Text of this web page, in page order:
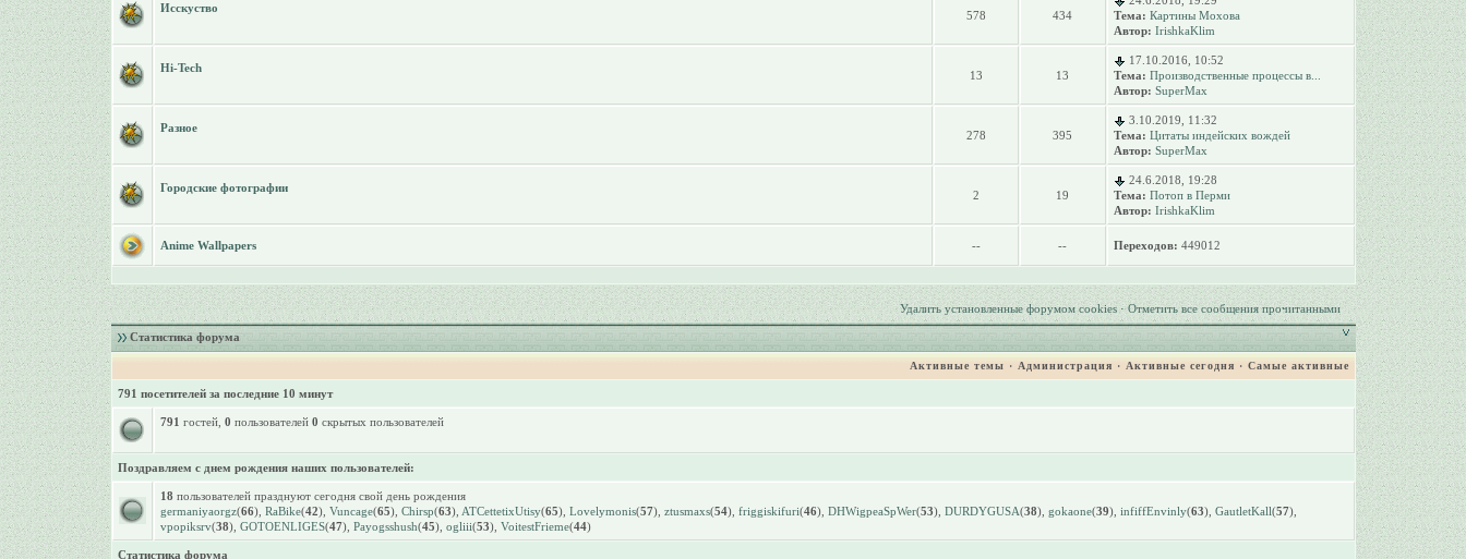
Исскуство
578 434
Тема: Картины Мохова
Автор: IrishkaKlim
Hi-Tech
13 13
17.10.2016, 10:52
Тема: Производственные процессы в...
Автор: SuperMax
Разное
278 395
3.10.2019, 11:32
Тема: Цитаты индейских вождей
Автор: SuperMax
Городские фотографии
2 19
24.6.2018, 19:28
Тема: Потоп в Перми
Автор: IrishkaKlim
Anime Wallpapers -- -- Переходов: 449012
Удалить установленные форумом cookies·Отметить все сообщения прочитанными
Статистика форума
Активные темы · Администрация · Активные сегодня · Самые активные
791 посетителей за последние 10 минут
791 гостей, 0 пользователей 0 скрытых пользователей
Поздравляем с днем рождения наших пользователей:
18 пользователей празднуют сегодня свой день рождения
germaniyaorgz(66), RaBike(42), Vuncage(65), Chirsp(63), ATCettetixUtisy(65), Lovelymonis(57), ztusmaxs(54), friggiskifuri(46), DHWigpeaSpWer(53), DURDYGUSA(38), gokaone(39), infiffEnvinly(63), GautletKall(57),
vpopiksrv(38), GOTOENLIGES(47), Payogsshush(45), ogliii(53), VoitestFrieme(44)
Статистика форума